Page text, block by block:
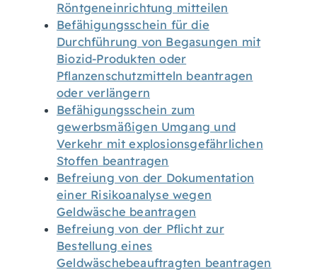
Röntgeneinrichtung mitteilen
Befähigungsschein für die
Durchführung von Begasungen mit
Biozid-Produkten oder
Pflanzenschutzmitteln beantragen
oder verlängern
Befähigungsschein zum
gewerbsmäßigen Umgang und
Verkehr mit explosionsgefährlichen
Stoffen beantragen
Befreiung von der Dokumentation
einer Risikoanalyse wegen
Geldwäsche beantragen
Befreiung von der Pflicht zur
Bestellung eines
Geldwäschebeauftragten beantragen